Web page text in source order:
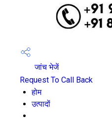
जांच भेजें
Request To Call Back
होम
उत्पादों